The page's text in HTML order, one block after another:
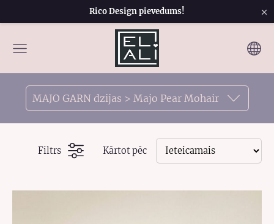
Rico Design pievedums! ×
MAJO GARN dzijas > Majo Pear Mohair
Filtrs Kārtot pēc